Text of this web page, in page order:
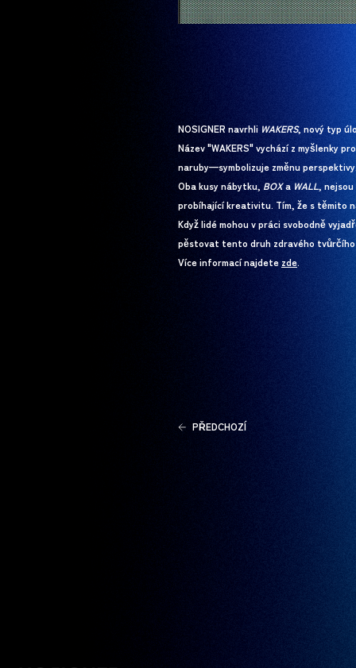
NOSIGNER navrhli WAKERS, nový typ
Název "WAKERS" vychází z myšlenky
naruby—symbolizuje změnu perspektivy.
Oba kusy nábytku, BOXa WALL,
probíhající kreativitu. Tím, že s těmito
Když lidé mohou v práci svobodně
pěstovat tento druh zdravého
Více informací najdete zde
zde.
PŘEDCHOZÍ